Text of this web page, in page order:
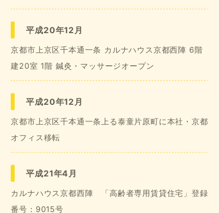
平成20年12月
京都市上京区千本通一条 カルナハウス京都西陣 6階
建20室 1階 鍼灸・マッサージオープン
平成20年12月
京都市上京区千本通一条上る泰童片原町に本社・京都
オフィス移転
平成21年4月
カルナハウス京都西陣 「高齢者専用賃貸住宅」登録
番号：9015号